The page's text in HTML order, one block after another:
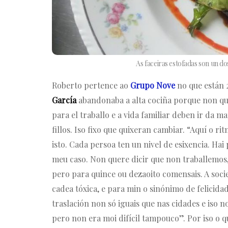
As faceiras estofadas son un
Roberto pertence ao Grupo Noveno que están
Garcíaabandonaba a alta cociña porque non
para el traballo e a vida familiar deben ir da
fillos. Iso fixo que quixeran cambiar. “Aquí o
isto. Cada persoa ten un nivel de esixencia.
meu caso. Non quere dicir que non
pero para quince ou dezaoito comensais. A
cadea tóxica, e para min o sinónimo de
traslación non só iguais que nas cidades e iso
pero non era moi difícil tampouco”. Por iso o